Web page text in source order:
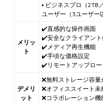
▪ ビジネスプロ（2TB
ユーザー（3ユーザー
メリッ
ト
✔️直感的な操作画面
✔️安全なクライアント
✔️メディア再生機能
✔️手頃な価格設定
✔️リモートアップロー
デメリ
ット
❌無料ストレージ容量
❌オフィススイート未
❌コラボレーション機